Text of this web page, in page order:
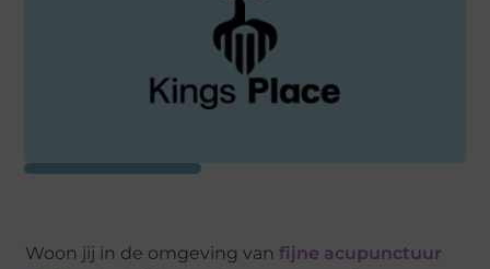
Woon jij in de omgeving van fijne acupunctuur